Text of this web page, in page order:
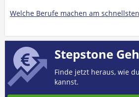
Welche Berufe machen am
Stepstone
Finde jetzt heraus, wie
kannst.